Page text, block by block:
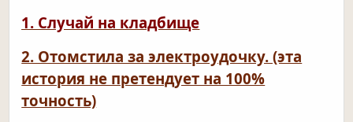
1. Случай на кладбище
2. Отомстила за электроудочку. (эта
история не претендует на 100%
точность)